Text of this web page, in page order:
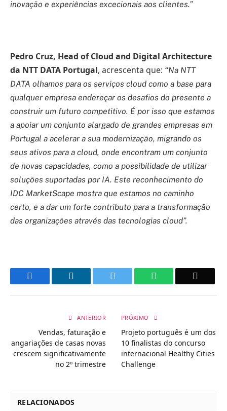
inovação e experiências excecionais aos clientes.”
Pedro Cruz, Head of Cloud and Digital Architecture
da NTT DATA Portugal, acrescenta que: “Na NTT
DATA olhamos para os serviços cloud como a base para
qualquer empresa endereçar os desafios do presente a
construir um futuro competitivo. É por isso que estamos
a apoiar um conjunto alargado de grandes empresas em
Portugal a acelerar a sua modernização, migrando os
seus ativos para a cloud, onde encontram um conjunto
de novas capacidades, como a possibilidade de utilizar
soluções suportadas por IA. Este reconhecimento do
IDC MarketScape mostra que estamos no caminho
certo, e a dar um forte contributo para a transformação
das organizações através das tecnologias cloud”.
WhatsApp
ANTERIOR
Vendas, faturação e
angariações de casas novas
crescem significativamente
no 2º trimestre
PRÓXIMO
Projeto português é um dos
10 finalistas do concurso
internacional Healthy Cities
Challenge
RELACIONADOS